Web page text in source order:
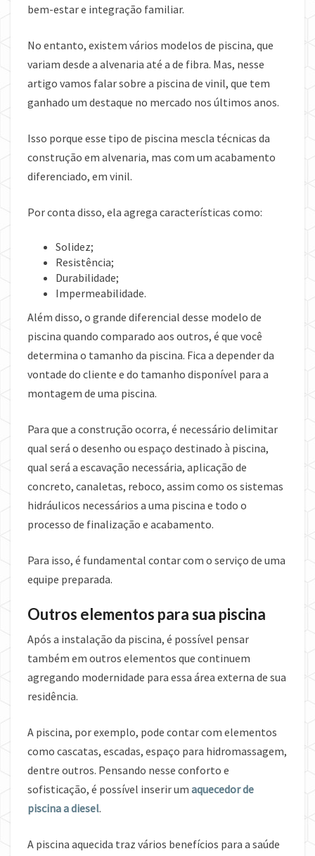
bem-estar e integração familiar.
No entanto, existem vários modelos de piscina, que
variam desde a alvenaria até a de fibra. Mas, nesse
artigo vamos falar sobre a piscina de vinil, que tem
ganhado um destaque no mercado nos últimos anos.
Isso porque esse tipo de piscina mescla técnicas da
construção em alvenaria, mas com um acabamento
diferenciado, em vinil.
Por conta disso, ela agrega características como:
Solidez;
Resistência;
Durabilidade;
Impermeabilidade.
Além disso, o grande diferencial desse modelo de
piscina quando comparado aos outros, é que você
determina o tamanho da piscina. Fica a depender da
vontade do cliente e do tamanho disponível para a
montagem de uma piscina.
Para que a construção ocorra, é necessário delimitar
qual será o desenho ou espaço destinado à piscina,
qual será a escavação necessária, aplicação de
concreto, canaletas, reboco, assim como os sistemas
hidráulicos necessários a uma piscina e todo o
processo de finalização e acabamento.
Para isso, é fundamental contar com o serviço de uma
equipe preparada.
Outros elementos para sua piscina
Após a instalação da piscina, é possível pensar
também em outros elementos que continuem
agregando modernidade para essa área externa de sua
residência.
A piscina, por exemplo, pode contar com elementos
como cascatas, escadas, espaço para hidromassagem,
dentre outros. Pensando nesse conforto e
sofisticação, é possível inserir um aquecedor de
piscina a diesel.
A piscina aquecida traz vários benefícios para a saúde